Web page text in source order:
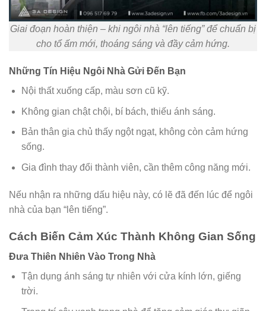
Giai đoạn hoàn thiện – khi ngôi nhà “lên tiếng” để chuẩn bị
cho tổ ấm mới, thoáng sáng và đầy cảm hứng.
Những Tín Hiệu Ngôi Nhà Gửi Đến Bạn
Nội thất xuống cấp, màu sơn cũ kỹ.
Không gian chật chội, bí bách, thiếu ánh sáng.
Bản thân gia chủ thấy ngột ngạt, không còn cảm hứng
sống.
Gia đình thay đổi thành viên, cần thêm công năng mới.
Nếu nhận ra những dấu hiệu này, có lẽ đã đến lúc để ngôi
nhà của bạn “lên tiếng”.
Cách Biến Cảm Xúc Thành Không Gian Sống
Đưa Thiên Nhiên Vào Trong Nhà
Tận dụng ánh sáng tự nhiên với cửa kính lớn, giếng
trời.